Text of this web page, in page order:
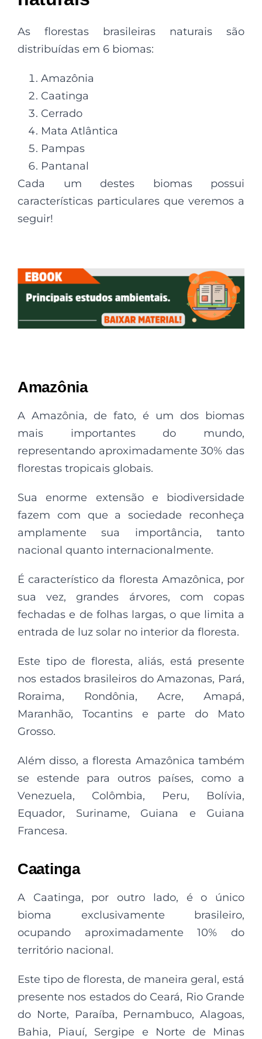
As florestas brasileiras naturais são
distribuídas em 6 biomas:
Amazônia
Caatinga
Cerrado
Mata Atlântica
Pampas
Pantanal
Cada um destes biomas possui
características particulares que veremos a
seguir!
Amazônia
A Amazônia, de fato, é um dos biomas
mais importantes do mundo,
representando aproximadamente 30% das
florestas tropicais globais.
Sua enorme extensão e biodiversidade
fazem com que a sociedade reconheça
amplamente sua importância, tanto
nacional quanto internacionalmente.
É característico da floresta Amazônica, por
sua vez, grandes árvores, com copas
fechadas e de folhas largas, o que limita a
entrada de luz solar no interior da floresta.
Este tipo de floresta, aliás, está presente
nos estados brasileiros do Amazonas, Pará,
Roraima, Rondônia, Acre, Amapá,
Maranhão, Tocantins e parte do Mato
Grosso.
Além disso, a floresta Amazônica também
se estende para outros países, como a
Venezuela, Colômbia, Peru, Bolívia,
Equador, Suriname, Guiana e Guiana
Francesa.
Caatinga
A Caatinga, por outro lado, é o único
bioma exclusivamente brasileiro,
ocupando aproximadamente 10% do
território nacional.
Este tipo de floresta, de maneira geral, está
presente nos estados do Ceará, Rio Grande
do Norte, Paraíba, Pernambuco, Alagoas,
Bahia, Piauí, Sergipe e Norte de Minas